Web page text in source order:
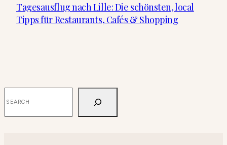
Tagesausflug nach Lille: Die schönsten, local
Tipps für Restaurants, Cafés & Shopping